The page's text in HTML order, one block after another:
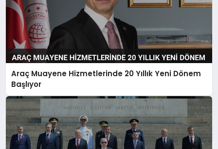
Araç Muayene Hizmetlerinde 20 Yıllık Yeni Dönem
Başlıyor